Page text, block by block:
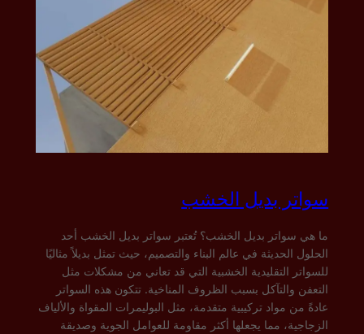
سواتر بديل الخشب
ما هي سواتر بديل الخشب؟ تُعتبر سواتر بديل الخشب أحد
الحلول الحديثة في عالم البناء والتصميم، حيث تمثل بديلاً مثاليًا
للسواتر التقليدية الخشبية التي قد تعاني من مشكلات مثل
التعفن والتآكل بسبب الظروف المناخية. تتكون هذه السواتر
عادةً من مواد تركيبية متقدمة، مثل البوليمرات المقواة والألياف
الزجاجية، مما يجعلها أكثر مقاومة للعوامل الجوية وصديقة